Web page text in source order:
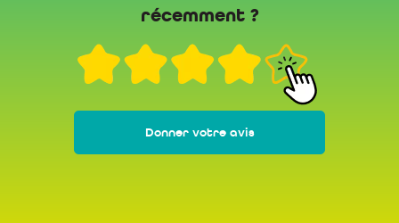
récemment ?
Donner votre avis